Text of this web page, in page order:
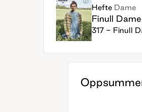
Hefte Dame
Finull Dame
317 - Finull